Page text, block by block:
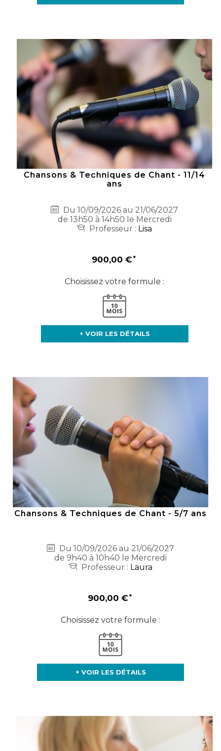
Chansons & Techniques de Chant - 11/14
ans
Du 10/09/2026 au 21/06/2027
de 13h50 à 14h50 le Mercredi
Professeur : Lisa
900,00 €
Choisissez votre formule :
+ VOIR LES DÉTAILS
Chansons & Techniques de Chant - 5/7 ans
Du 10/09/2026 au 21/06/2027
de 9h40 à 10h40 le Mercredi
Professeur : Laura
900,00 €
Choisissez votre formule :
+ VOIR LES DÉTAILS